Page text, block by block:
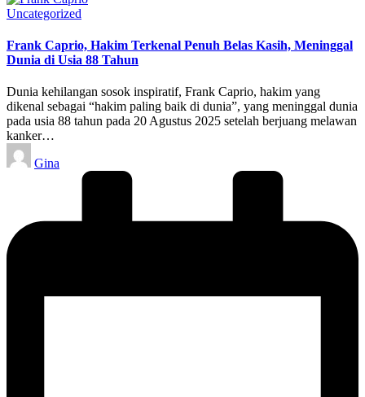
Posted
Uncategorized
Frank Caprio, Hakim Terkenal Penuh Belas Kasih, Meninggal
Dunia di Usia 88 Tahun
Dunia kehilangan sosok inspiratif, Frank Caprio, hakim yang
dikenal sebagai “hakim paling baik di dunia”, yang meninggal dunia
pada usia 88 tahun pada 20 Agustus 2025 setelah berjuang melawan
kanker…
Posted
by
Gina